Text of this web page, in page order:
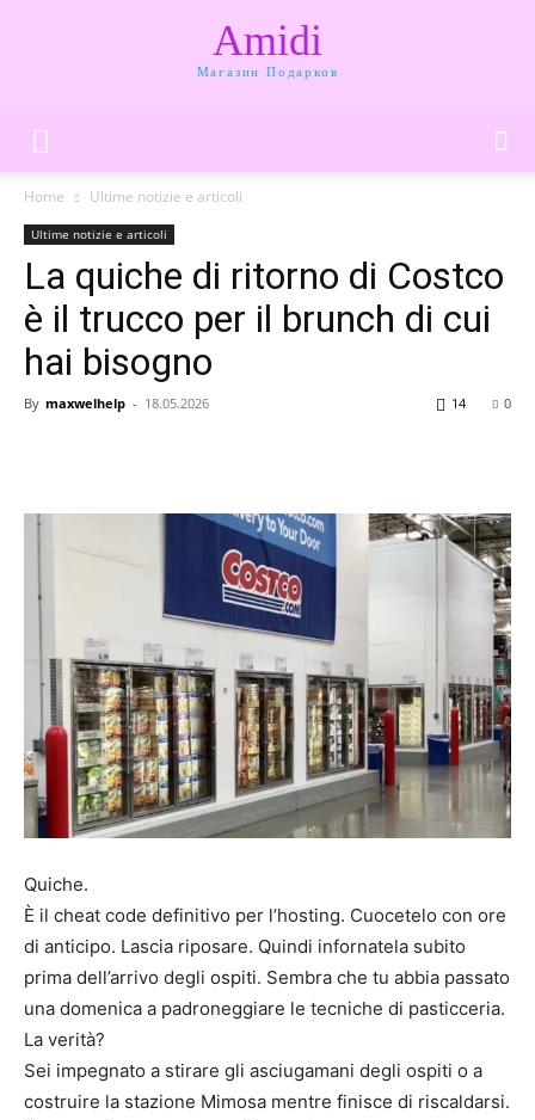
Amidi
Магазин Подарков
Home Ultime notizie e articoli
Ultime notizie e articoli
La quiche di ritorno di Costco
è il trucco per il brunch di cui
hai bisogno
By maxwelhelp - 18.05.2026 0
14
Quiche.
È il cheat code definitivo per l’hosting. Cuocetelo con ore
di anticipo. Lascia riposare. Quindi infornatela subito
prima dell’arrivo degli ospiti. Sembra che tu abbia passato
una domenica a padroneggiare le tecniche di pasticceria.
La verità?
Sei impegnato a stirare gli asciugamani degli ospiti o a
costruire la stazione Mimosa mentre finisce di riscaldarsi.